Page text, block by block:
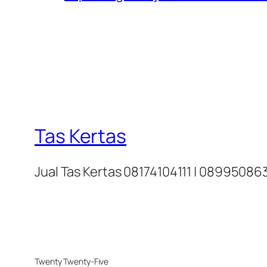
Tas Kertas
Jual Tas Kertas 08174104111 |
Twenty Twenty-Five